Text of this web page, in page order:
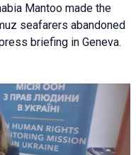
Mantoo made the
seafarers abandoned
briefing in Geneva.